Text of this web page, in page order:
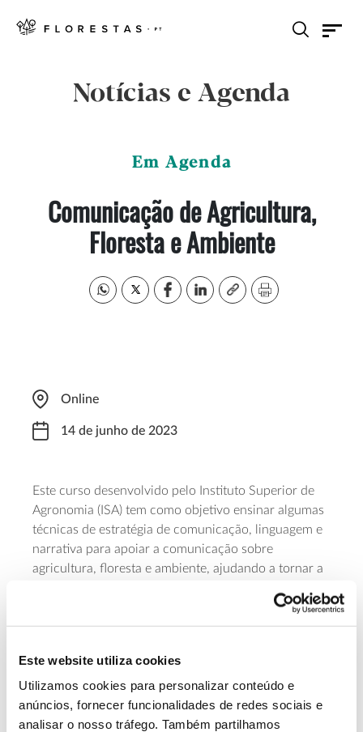
Este website utiliza cookies
Utilizamos cookies para personalizar conteúdo e
anúncios, fornecer funcionalidades de redes sociais e
analisar o nosso tráfego. Também partilhamos
Notícias e Agenda
Em Agenda
Comunicação de Agricultura,
Floresta e Ambiente
Online
14 de junho de 2023
Este curso desenvolvido pelo Instituto Superior de
Agronomia (ISA) tem como objetivo ensinar algumas
técnicas de estratégia de comunicação, linguagem e
narrativa para apoiar a comunicação sobre
agricultura, floresta e ambiente, ajudando a tornar a
de 20 horas decorre entre dia 14 e 28 de junho, em
regime pós-laboral, e as inscrições encerram a 12 de
Nobre Soares (especialista em comunicação
científica) e António Guerreiro de Brito
(cocoordenador do ISA).